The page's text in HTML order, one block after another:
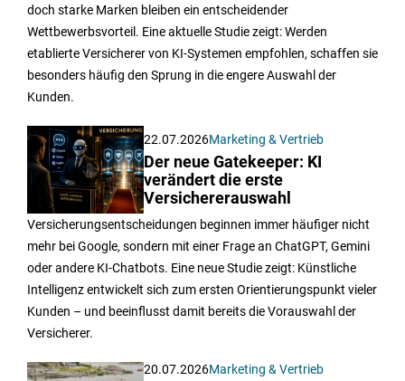
doch starke Marken bleiben ein entscheidender
Wettbewerbsvorteil. Eine aktuelle Studie zeigt: Werden
etablierte Versicherer von KI-Systemen empfohlen, schaffen sie
besonders häufig den Sprung in die engere Auswahl der
Kunden.
22.07.2026Marketing & Vertrieb
Der neue Gatekeeper: KI
verändert die erste
Versichererauswahl
Versicherungsentscheidungen beginnen immer häufiger nicht
mehr bei Google, sondern mit einer Frage an ChatGPT, Gemini
oder andere KI-Chatbots. Eine neue Studie zeigt: Künstliche
Intelligenz entwickelt sich zum ersten Orientierungspunkt vieler
Kunden – und beeinflusst damit bereits die Vorauswahl der
Versicherer.
20.07.2026Marketing & Vertrieb